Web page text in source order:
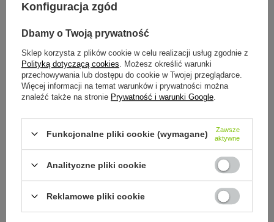
+
14
dni na łatwy zwrot
Odroczone płatności. Kup teraz, zapłać za 30 dni, jeżeli nie zwrócisz
Konfiguracja zgód
Dbamy o Twoją prywatność
Sklep korzysta z plików cookie w celu realizacji usług zgodnie z
Polityką dotyczącą cookies . Możesz określić warunki
przechowywania lub dostępu do cookie w Twojej przeglądarce.
Więcej informacji na temat warunków i prywatności można
znaleźć także na stronie Prywatność i warunki Google
Funkcjonalne pliki cookie (wymagane)
Zawsze
aktywne
Analityczne pliki cookie
Reklamowe pliki cookie